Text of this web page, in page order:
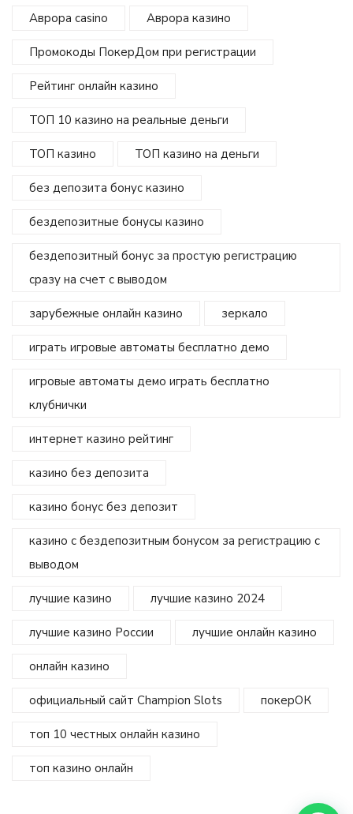
Аврора casino Аврора казино
Промокоды ПокерДом при регистрации
Рейтинг онлайн казино
ТОП 10 казино на реальные деньги
ТОП казино ТОП казино на деньги
без депозита бонус казино
бездепозитные бонусы казино
бездепозитный бонус за простую регистрацию
сразу на счет с выводом
зарубежные онлайн казино зеркало
играть игровые автоматы бесплатно демо
игровые автоматы демо играть бесплатно
клубнички
интернет казино рейтинг
казино без депозита
казино бонус без депозит
казино с бездепозитным бонусом за регистрацию с
выводом
лучшие казино лучшие казино 2024
лучшие казино России лучшие онлайн казино
онлайн казино
официальный сайт Champion Slots покерОК
топ 10 честных онлайн казино
топ казино онлайн